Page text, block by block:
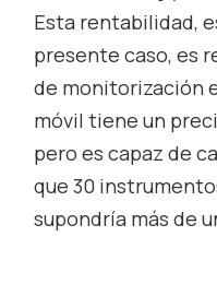
Esta rentabilidad,
presente caso, es
de monitorización
móvil tiene un
pero es capaz de
que 30
supondría más de